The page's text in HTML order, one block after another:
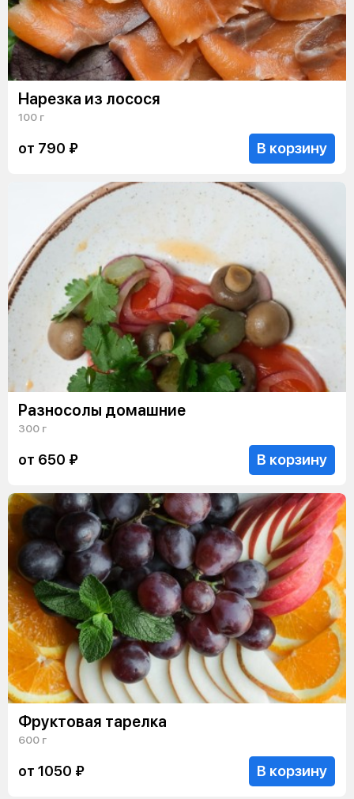
Нарезка из лосося
100 г
от 790 ₽ В корзину
Разносолы домашние
300 г
от 650 ₽ В корзину
Фруктовая тарелка
600 г
от 1050 ₽ В корзину